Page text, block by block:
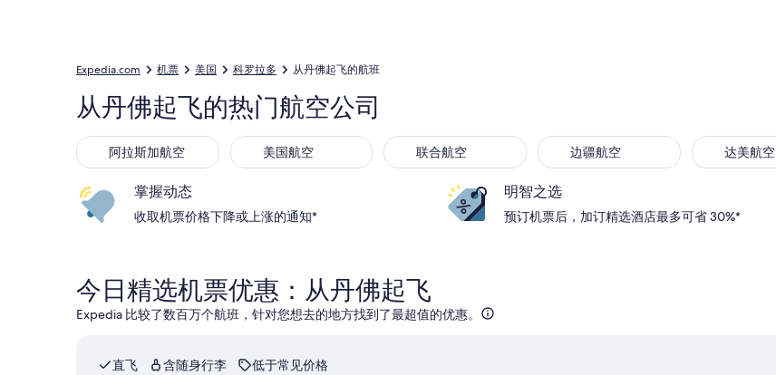
Expedia.com 机票 美国 科罗拉多 从丹佛起飞的航班
从丹佛起飞的热门航空公司
阿拉斯加航空 美国航空 联合航空 边疆航空 达美航空
掌握动态
收取机票价格下降或上涨的通知*
明智之选
预订机票后，加订精选酒店最多可省 30%*
今日精选机票优惠：从丹佛起飞
Expedia 比较了数百万个航班，针对您想去的地方找到了最超值的优惠。
直飞 含随身行李 低于常见价格